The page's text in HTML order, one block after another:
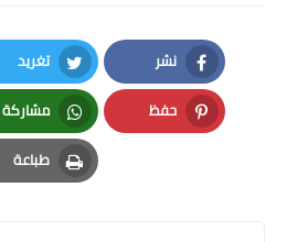
نشر
Facebook
تغريد
Twitter
حفظ
Pinterest
مشاركة
Whatsapp
طباعة
Print